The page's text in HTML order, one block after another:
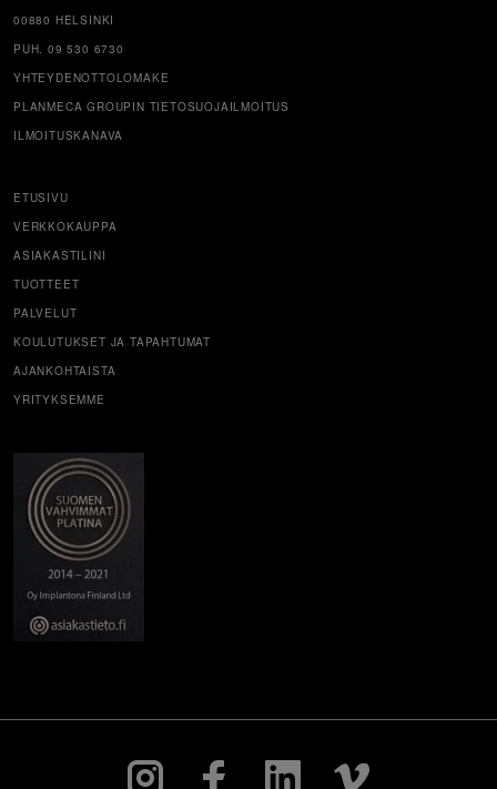
00880 HELSINKI
PUH. 09 530 6730
YHTEYDENOTTOLOMAKE
PLANMECA GROUPIN TIETOSUOJAILMOITUS
ILMOITUSKANAVA
ETUSIVU
VERKKOKAUPPA
ASIAKASTILINI
TUOTTEET
PALVELUT
KOULUTUKSET JA TAPAHTUMAT
AJANKOHTAISTA
YRITYKSEMME